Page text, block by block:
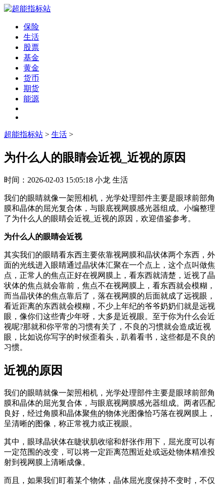
保险
生活
股票
基金
黄金
货币
期货
能源
超能指标站 > 生活 >
为什么人的眼睛会近视_近视的原因
时间： 2026-02-03 15:05:18 小龙 生活
我们的眼睛就像一架照相机，光学处理部件主要是眼球前部角
膜和晶体的屈光复合体，与眼底视网膜感光器组成。小编整理
了为什么人的眼睛会近视_近视的原因，欢迎借鉴参考。
为什么人的眼睛会近视
其实我们的眼睛看东西主要依靠视网膜和晶状体两个东西，外
面的光线进入眼睛通过晶状体汇聚在一个点上，这个点叫做焦
点，正常人的焦点正好在视网膜上，看东西就清楚，近视了晶
状体的焦点就会靠前，焦点不在视网膜上，看东西就会模糊，
而当晶状体的焦点靠后了，落在视网膜的后面就成了远视眼，
看近距离的东西就会模糊，不少上年纪的爷爷奶奶们就是远视
眼，像你们这些青少年呀，大多是近视眼。至于你为什么会近
视呢?那就和你平常的习惯有关了，不良的习惯就会造成近视
眼，比如说你写字的时候歪着头，趴着看书，这些都是不良的
习惯。
近视的原因
我们的眼睛就像一架照相机，光学处理部件主要是眼球前部角
膜和晶体的屈光复合体，与眼底视网膜感光器组成。两者匹配
良好，经过角膜和晶体聚焦的物体光图像恰巧落在视网膜上，
呈清晰的图像，称正常视力或正视眼。
其中，眼球晶状体在睫状肌收缩和舒张作用下，屈光度可以有
一定范围的改变，可以将一定距离范围近处或远处物体精准投
射到视网膜上清晰成像。
而且，如果我们盯着某个物体，晶体屈光度保持不变时，不仅